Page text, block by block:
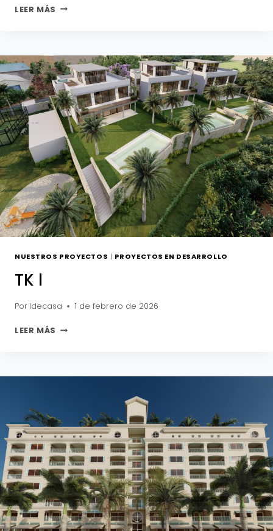
LEER MÁS TK
NUESTROS PROYECTOS | PROYECTOS EN DESARROLLO
TK l
Por Idecasa 1 de febrero de 2026
LEER MÁS TK